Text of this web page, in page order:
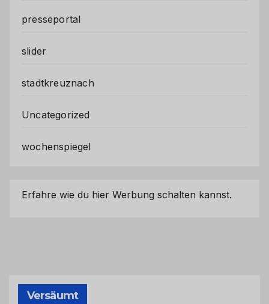
presseportal
slider
stadtkreuznach
Uncategorized
wochenspiegel
Erfahre wie du hier Werbung schalten kannst.
Versäumt